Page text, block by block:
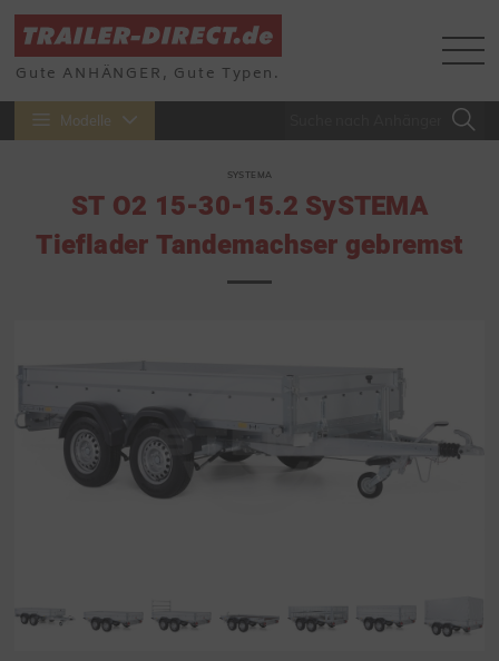
Gute ANHÄNGER, Gute Typen.
Modelle
SYSTEMA
ST O2 15-30-15.2 SySTEMA
Tieflader Tandemachser gebremst